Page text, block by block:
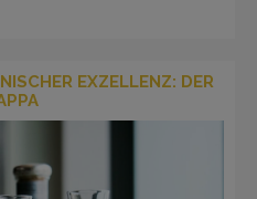
EXZELLENZ: DER